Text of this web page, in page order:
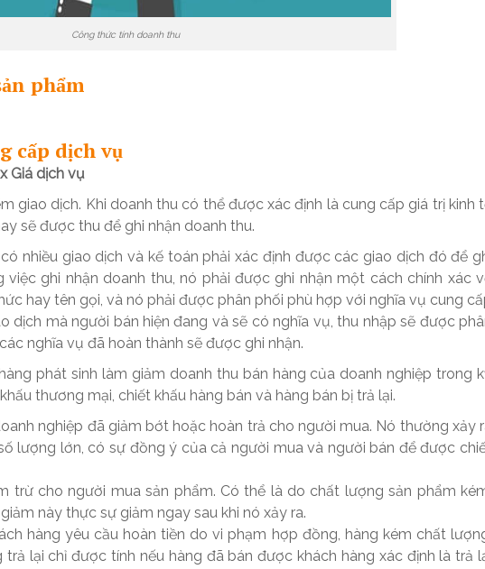
Công thức tính doanh thu
phẩm
cấp dịch vụ
Giá dịch vụ
giao dịch. Khi doanh thu có thể được xác định là cung cấp giá trị kinh
sẽ được thu để ghi nhận doanh thu.
nhiều giao dịch và kế toán phải xác định được các giao dịch đó để
việc ghi nhận doanh thu, nó phải được ghi nhận một cách chính xác
hay tên gọi, và nó phải được phân phối phù hợp với nghĩa vụ cung
dịch mà người bán hiện đang và sẽ có nghĩa vụ, thu nhập sẽ được
nghĩa vụ đã hoàn thành sẽ được ghi nhận.
phát sinh làm giảm doanh thu bán hàng của doanh nghiệp trong
thương mại, chiết khấu hàng bán và hàng bán bị trả lại.
nghiệp đã giảm bớt hoặc hoàn trả cho người mua. Nó thường xảy
lượng lớn, có sự đồng ý của cả người mua và người bán để được
trừ cho người mua sản phẩm. Có thể là do chất lượng sản phẩm
này thực sự giảm ngay sau khi nó xảy ra.
hàng yêu cầu hoàn tiền do vi phạm hợp đồng, hàng kém chất
trả lại chỉ được tính nếu hàng đã bán được khách hàng xác định là trả